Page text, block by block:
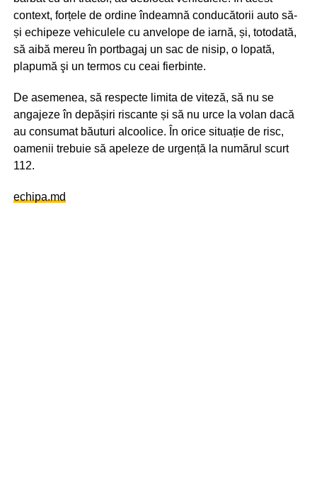
context, forțele de ordine îndeamnă conducătorii auto să-
și echipeze vehiculele cu anvelope de iarnă, și, totodată,
să aibă mereu în portbagaj un sac de nisip, o lopată,
plapumă şi un termos cu ceai fierbinte.
De asemenea, să respecte limita de viteză, să nu se
angajeze în depășiri riscante și să nu urce la volan dacă
au consumat băuturi alcoolice. În orice situație de risc,
oamenii trebuie să apeleze de urgență la numărul scurt
112.
echipa.md